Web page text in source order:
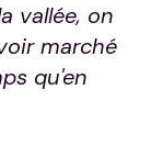
vallée, on
marché
qu'en